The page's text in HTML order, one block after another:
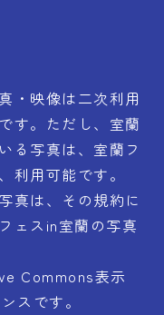
・映像は二次利用
す。ただし、室蘭
る写真は、室蘭フ
利用可能です。
真は、その規約に
ェスin室蘭の写真
Commons表示
スです。